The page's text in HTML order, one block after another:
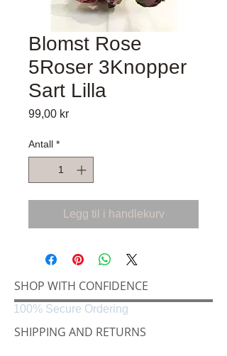
Blomst Rose
5Roser 3Knopper
Sart Lilla
99,00 krPris
Antall *
Legg til i handlekurv
SHOP WITH CONFIDENCE
SHIPPING AND RETURNS
100% Secure Ordering